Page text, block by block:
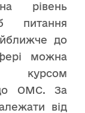
рівень
питання
до
можна
курсом
до ОМС. За
від